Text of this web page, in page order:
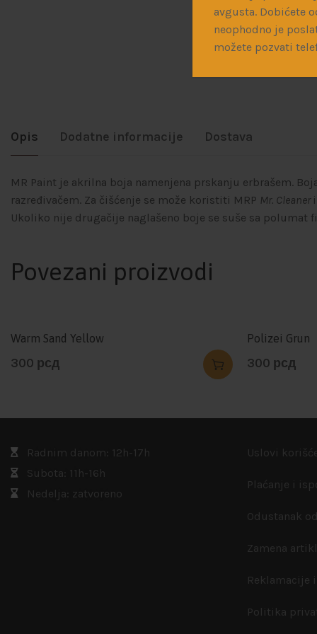
avgusta. Dobićete
neophodno je
možete pozvati
Opis Dodatne informacije Dostava
MR Paint je akrilna boja namenjena prskanju erbrašem.
razređivačem. Za čišćenje se može koristiti MRP Mr. Cleaner
Ukoliko nije drugačije naglašeno boje se suše sa polumat
Povezani proizvodi
Warm Sand Yellow
300 рсд
Polizei Grun
300 рсд
Radnim danom: 12h-17h
Subota: 11h-16h
Nedelja: zatvoreno
Uslovi
Plaćanje i
Odustanak
Zamena
Reklamacije
Politika